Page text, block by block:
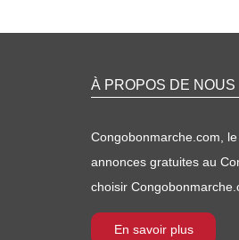
À PROPOS DE NOUS
Congobonmarche.com,
annonces gratuites au
choisir
En savoir plus